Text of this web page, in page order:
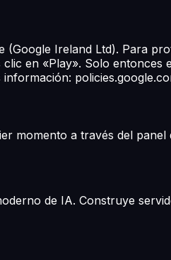
(Google Ireland Ltd). Para
en «Play». Solo
momento a través del
de IA. Construye